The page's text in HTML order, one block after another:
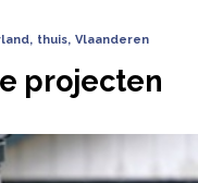
, thuis, Vlaanderen
projecten